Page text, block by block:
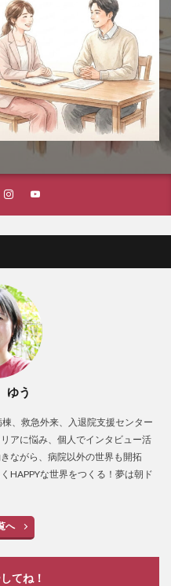
う
、救急外来、入退院支援センター
アに悩み、個人でインタビュー活
ながら、病院以外の世界も開拓
HAPPYな世界をつくる！夢は朝ド
へ
てね！